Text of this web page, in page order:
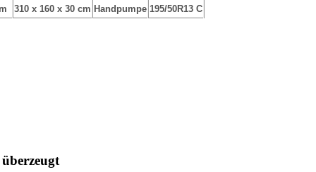
310 x 160 x 30 cm Handpumpe 195/50R13 C